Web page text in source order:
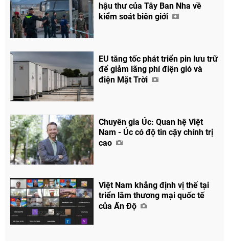
Chia sẻ
hậu thư của Tây Ban Nha về
kiểm soát biên giới
EU tăng tốc phát triển pin lưu trữ
để giảm lãng phí điện gió và
điện Mặt Trời
Chuyên gia Úc: Quan hệ Việt
Nam - Úc có độ tin cậy chính trị
cao
Việt Nam khẳng định vị thế tại
triển lãm thương mại quốc tế
của Ấn Độ